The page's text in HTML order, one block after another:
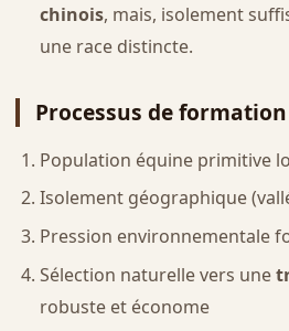
chinois, mais, isolement
une race distincte.
Processus de
Population équine primitive
Isolement géographique
Pression environnementale
Sélection naturelle vers une
robuste et économe